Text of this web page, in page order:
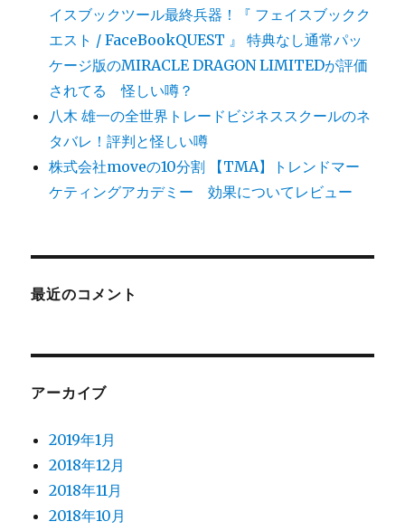
イスブックツール最終兵器！『 フェイスブックク
エスト / FaceBookQUEST 』 特典なし通常パッ
ケージ版のMIRACLE DRAGON LIMITEDが評価
されてる 怪しい噂？
八木 雄一の全世界トレードビジネススクールのネ
タバレ！評判と怪しい噂
株式会社moveの10分割 【TMA】トレンドマー
ケティングアカデミー 効果についてレビュー
最近のコメント
アーカイブ
2019年1月
2018年12月
2018年11月
2018年10月